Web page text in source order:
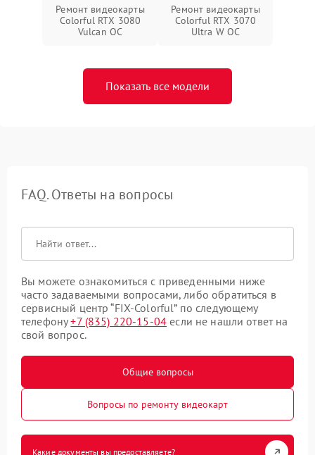
Ремонт видеокарты
Colorful RTX 3080
Vulcan OC
Ремонт видеокарты
Colorful RTX 3070
Ultra W OC
Показать все модели
FAQ. Ответы на вопросы
Вы можете ознакомиться с приведенными ниже
часто задаваемыми вопросами, либо обратиться в
сервисный центр “FIX-Colorful” по следующему
телефону+7 (835) 220-15-04 если не нашли ответ на
свой вопрос.
Общие вопросы
Вопросы по ремонту видеокарт
Какие документы вы предоставляете?